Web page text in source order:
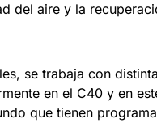
del aire y la
se trabaja con
en el C40 y en
que tienen